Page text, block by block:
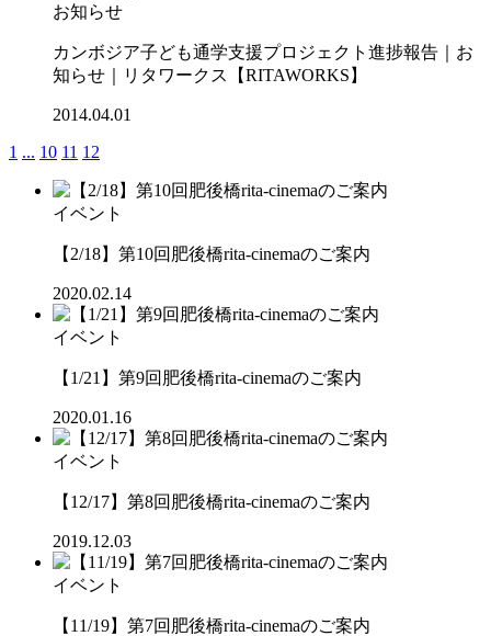
お知らせ
カンボジア子ども通学支援プロジェクト進捗報告｜お
知らせ｜リタワークス【RITAWORKS】
2014.04.01
1 ... 10 11 12
イベント
【2/18】第10回肥後橋rita-cinemaのご案内
2020.02.14
イベント
【1/21】第9回肥後橋rita-cinemaのご案内
2020.01.16
イベント
【12/17】第8回肥後橋rita-cinemaのご案内
2019.12.03
イベント
【11/19】第7回肥後橋rita-cinemaのご案内